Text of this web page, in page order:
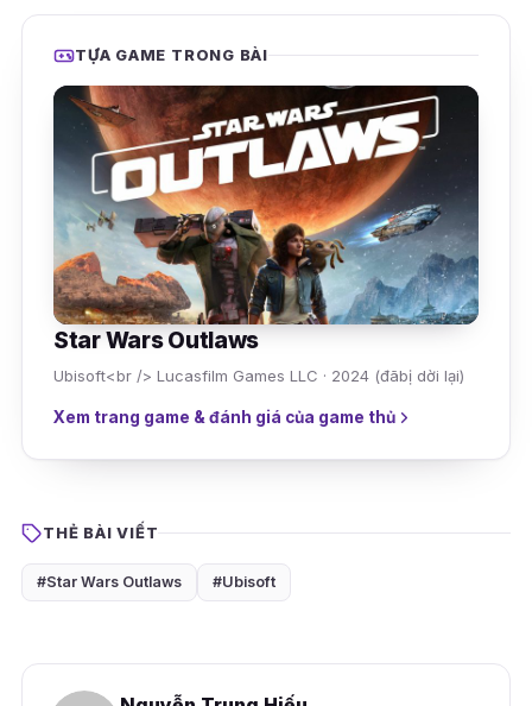
TỰA GAME TRONG BÀI
Star Wars Outlaws
Ubisoft<br /> Lucasfilm Games LLC · 2024 (đãbị dời lại)
Xem trang game & đánh giá của game thủ
THẺ BÀI VIẾT
#Star Wars Outlaws #Ubisoft